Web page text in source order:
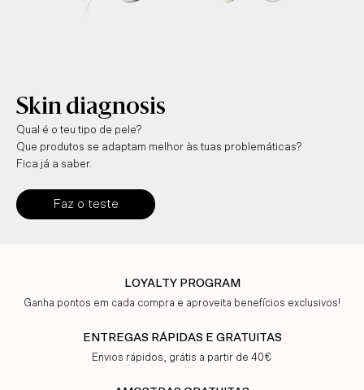
Skin diagnosis
Qual é o teu tipo de pele?
Que produtos se adaptam melhor às tuas problemáticas?
Fica já a saber.
Faz o teste
LOYALTY PROGRAM
Ganha pontos em cada compra e aproveita benefícios exclusivos!
ENTREGAS RÁPIDAS E GRATUITAS
Envios rápidos, grátis a partir de 40€